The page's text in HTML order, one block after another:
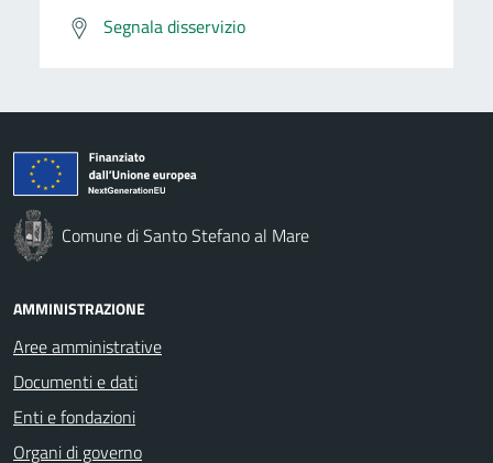
Segnala disservizio
Comune di Santo Stefano al Mare
AMMINISTRAZIONE
Aree amministrative
Documenti e dati
Enti e fondazioni
Organi di governo